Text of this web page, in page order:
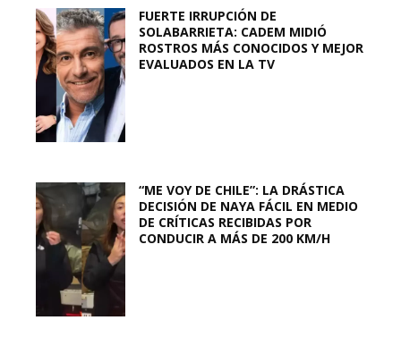
FUERTE IRRUPCIÓN DE
SOLABARRIETA: CADEM MIDIÓ
ROSTROS MÁS CONOCIDOS Y MEJOR
EVALUADOS EN LA TV
“ME VOY DE CHILE”: LA DRÁSTICA
DECISIÓN DE NAYA FÁCIL EN MEDIO
DE CRÍTICAS RECIBIDAS POR
CONDUCIR A MÁS DE 200 KM/H